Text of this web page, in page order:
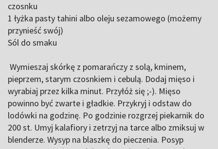
czosnku
1 łyżka pasty tahini albo oleju sezamowego (możemy
przynieść swój)
Sól do smaku
Wymieszaj skórkę z pomarańczy z solą, kminem,
pieprzem, starym czosnkiem i cebulą. Dodaj mięso i
wyrabiaj przez kilka minut. Przyłóż się ;-). Mięso
powinno być zwarte i gładkie. Przykryj i odstaw do
lodówki na godzinę. Po godzinie rozgrzej piekarnik do
200 st. Umyj kalafiory i zetrzyj na tarce albo zmiksuj w
blenderze. Wysyp na blaszkę do pieczenia. Posyp